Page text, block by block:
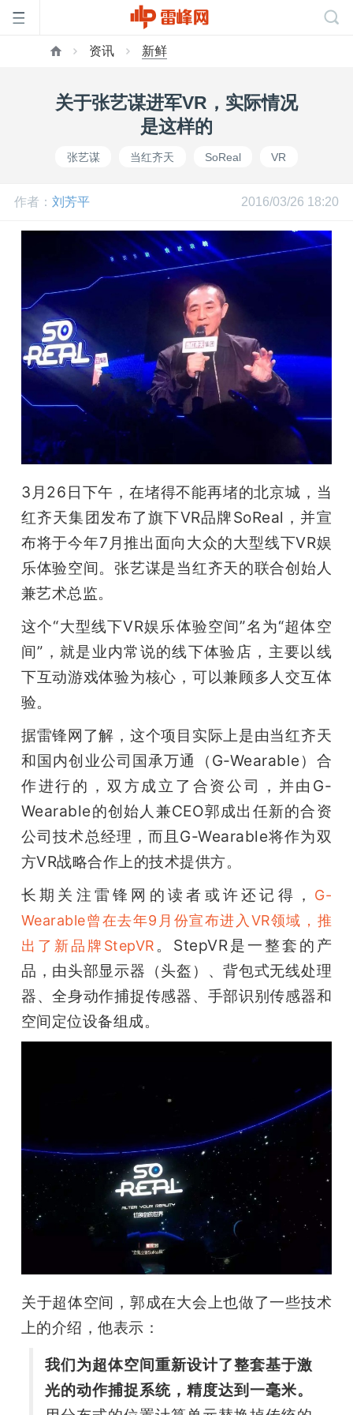
公
开
课
活
动
中
心
专
题
爱
搞
资讯 新鲜
关于张艺谋进军VR，实际情况
是这样的
张艺谋 当红齐天 SoReal VR
作者： 刘芳平 2016/03/26 18:20
3月26日下午，在堵得不能再堵的北京城，当
红齐天集团发布了旗下VR品牌SoReal，并宣
布将于今年7月推出面向大众的大型线下VR娱
乐体验空间。张艺谋是当红齐天的联合创始人
兼艺术总监。
这个“大型线下VR娱乐体验空间”名为“超体空
间”，就是业内常说的线下体验店，主要以线
下互动游戏体验为核心，可以兼顾多人交互体
验。
据雷锋网了解，这个项目实际上是由当红齐天
和国内创业公司国承万通（G-Wearable）合
作进行的，双方成立了合资公司，并由G-
Wearable的创始人兼CEO郭成出任新的合资
公司技术总经理，而且G-Wearable将作为双
方VR战略合作上的技术提供方。
长期关注雷锋网的读者或许还记得，
G-
Wearable曾在去年9月份宣布进入VR领域，推
出了新品牌StepVR 。StepVR是一整套的产
品，由头部显示器（头盔）、背包式无线处理
器、全身动作捕捉传感器、手部识别传感器和
空间定位设备组成。
关于超体空间，郭成在大会上也做了一些技术
上的介绍，他表示：
我们为超体空间重新设计了整套基于激
光的动作捕捉系统，精度达到一毫米。